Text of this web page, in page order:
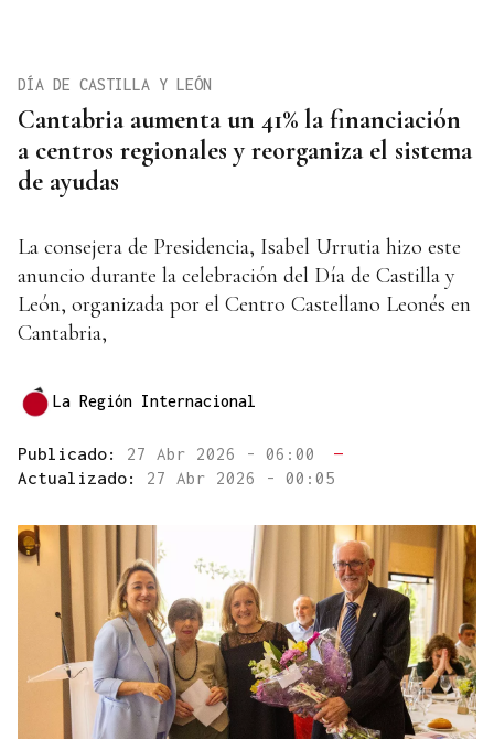
Cantabria aumenta un 41% la financiación
a centros regionales y reorganiza el sistema
de ayudas
DÍA DE CASTILLA Y LEÓN
La consejera de Presidencia, Isabel Urrutia hizo este
anuncio durante la celebración del Día de Castilla y
León, organizada por el Centro Castellano Leonés en
Cantabria,
La Región Internacional
Publicado: 27 Abr 2026 - 06:00
—
Actualizado: 27 Abr 2026 - 00:05